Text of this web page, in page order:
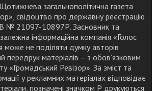
Щотижнева загальнополітична газета
свідоцтво про державну реєстрацію
№ 21097-10897Р. Засновник та
інформаційна компанія «Голос
може не поділяти думку авторів
передрук матеріалів – з обов’язковим
«Громадський Ревізор». За зміст та
у рекламних матеріалах відповідає
позначені значком Р друкуються